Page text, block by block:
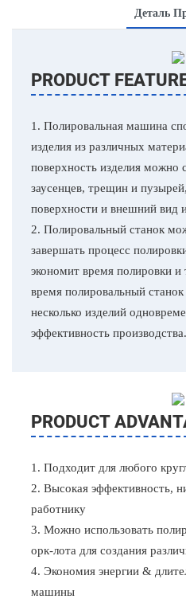
Деталь
PRODUCT
1. Полировальная машина
изделия из различных
поверхность изделия можно
заусенцев, трещин и
поверхности и внешний вид
2. Полировальный станок
завершать процесс
экономит время полировки
время полировальный
несколько изделий
эффективность производства.
PRODUCT
1. Подходит для любого
2. Высокая эффективность,
работнику
3. Можно использовать
орк-лота для создания
4. Экономия энергии &
машины